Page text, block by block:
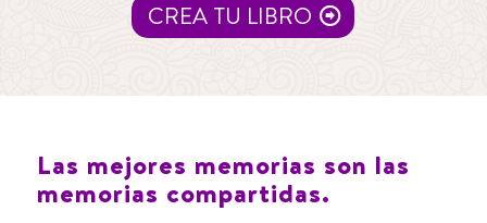
CREA TU LIBRO
Las mejores memorias son las
memorias compartidas.